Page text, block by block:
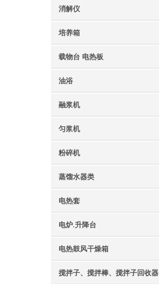
消解仪
培养箱
载物台 电热板
油浴
融浆机
匀浆机
粉碎机
蒸馏水器类
电热套
电炉.升降台
电热鼓风干燥箱
搅拌子、搅拌棒、搅拌子回收器